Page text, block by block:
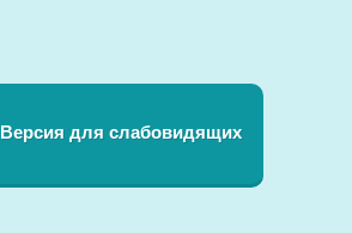
Версия для слабовидящих